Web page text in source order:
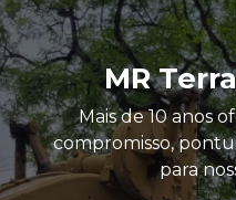
MR
Mais de 10 anos
compromisso,
para